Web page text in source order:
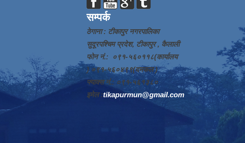
सम्पर्क
ठेगाना : टीकापुर नगरपालिका
सुदूरपश्चिम प्रदेश, टीकापुर , कैलाली
फोन नं.: ०९१-५६०११८(कार्यालय
) ०९१-५६०४९९(दमकल )
फ्याक्स नं.: ०९१-५६१३८०
इमेल :tikapurmun@gmail.com